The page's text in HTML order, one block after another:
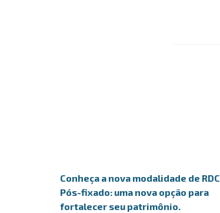
Conheça a nova modalidade de RDC
Pós-fixado: uma nova opção para
fortalecer seu patrimônio.